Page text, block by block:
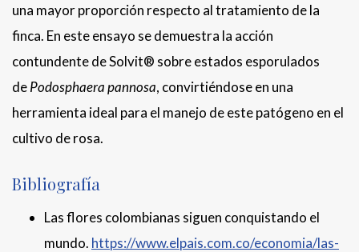
una mayor proporción respecto al tratamiento de la
finca. En este ensayo se demuestra la acción
contundente de Solvit® sobre estados esporulados
dePodosphaera pannosa, convirtiéndose en una
herramienta ideal para el manejo de este patógeno en el
cultivo de rosa.
Bibliografía
Las flores colombianas siguen conquistando el
mundo. https://www.elpais.com.co/economia/las-